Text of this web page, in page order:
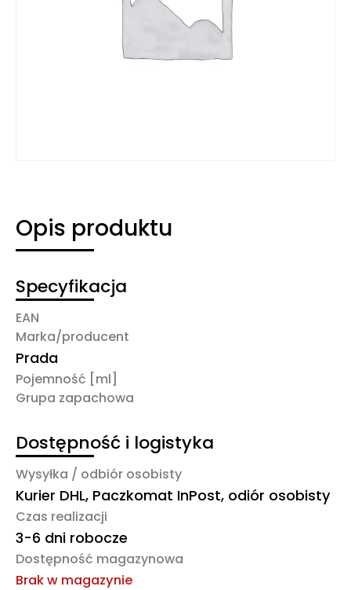
Opis produktu
Specyfikacja
EAN
Marka/producent
Prada
Pojemność [ml]
Grupa zapachowa
Dostępność i logistyka
Wysyłka / odbiór osobisty
Kurier DHL, Paczkomat InPost, odiór osobisty
Czas realizacji
3-6 dni robocze
Dostępność magazynowa
Brak w magazynie